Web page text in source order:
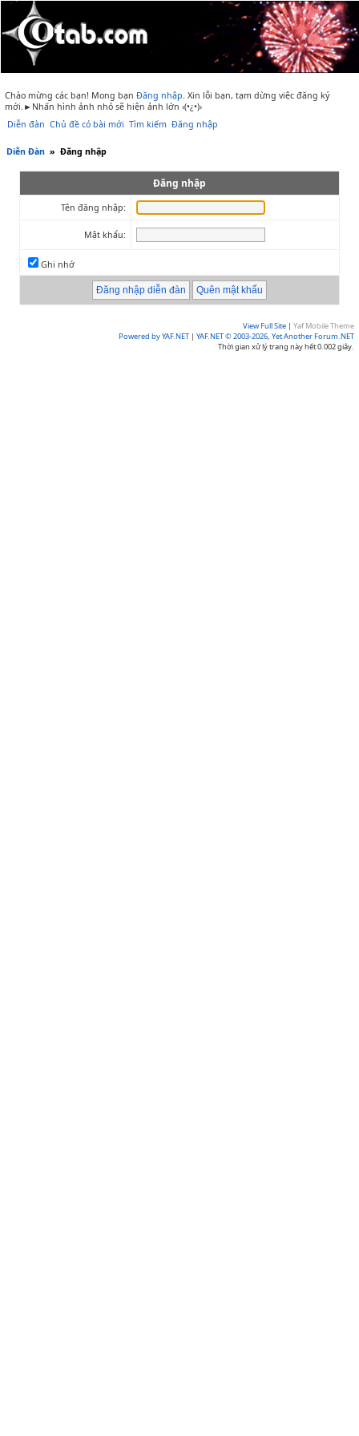
Chào mừng các bạn! Mong bạn Đăng nhập. Xin lỗi bạn, tạm dừng việc đăng ký
mới.►Nhấn hình ảnh nhỏ sẽ hiện ảnh lớn ‹(•¿•)›
Diễn đàn Chủ đề có bài mới Tìm kiếm Đăng nhập
Diễn Đàn » Đăng nhập
Đăng nhập
Tên đăng nhập:
Mật khẩu:
Ghi nhớ
View Full Site | Yaf Mobile Theme
Powered by YAF.NET | YAF.NET © 2003-2026, Yet Another Forum.NET
Thời gian xử lý trang này hết 0.002 giây.